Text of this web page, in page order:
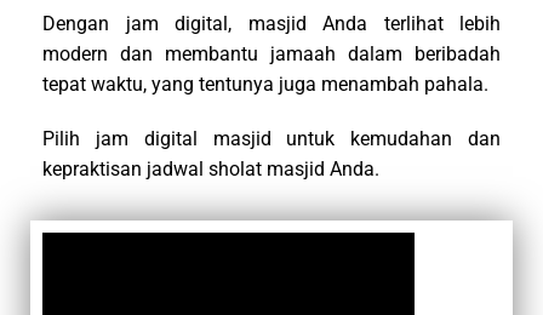
Dengan jam digital, masjid Anda terlihat lebih
modern dan membantu jamaah dalam beribadah
tepat waktu, yang tentunya juga menambah pahala.
Pilih jam digital masjid untuk kemudahan dan
kepraktisan jadwal sholat masjid Anda.